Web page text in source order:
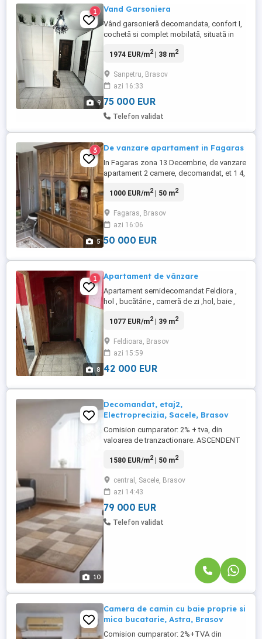
9
1 Vand Garsoniera
Vând garsonieră decomandata, confort I,
cochetă si complet mobilată, situată in
Suprafață utilă 38mp Terasa generoasă
mobilată gata de mutat Geamuri termopan
schimbate in 2025 tripane An construcție
2017 Cota parte ...
1974 EUR/m2| 38 m2
Sanpetru, Brasov
azi 16:33
75 000 EUR
Telefon validat
5
3 De vanzare apartament in Fagaras
In Fagaras zona 13 Decembrie, de vanzare
apartament 2 camere, decomandat, et 1 4,
curata si linistita. Apartamentul se vinde
1000 EUR/m2| 50 m2
Fagaras, Brasov
azi 16:06
50 000 EUR
8
1 Apartament de vânzare
Apartament semidecomandat Feldiora ,
hol , bucătărie , cameră de zi ,hol, baie ,
Apartamentul necesită renovare.
lângă baza sportivă spre ieșirea către
Rotbav. Mai multe informații puteți afla pe
Wattsapp
1077 EUR/m2| 39 m2
Feldioara, Brasov
azi 15:59
42 000 EUR
10
Decomandat, etaj2,
Electroprecizia, Sacele, Brasov
Comision cumparator: 2% + tva, din
valoarea de tranzactionare. ASCENDENT
apartament cu trei camere, situat in
Locuinta se prezinta complet mobilata si
utilata, oferind confortul necesar pentru a
fi locuita imediat. Imobilul ...
1580 EUR/m2| 50 m2
central, Sacele, Brasov
azi 14:43
79 000 EUR
Telefon validat
Camera de camin cu baie proprie si
mica bucatarie, Astra, Brasov
Comision cumparator: 2%+TVA din